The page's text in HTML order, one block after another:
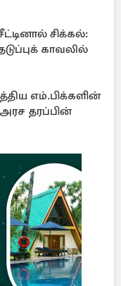
சிக்கல்:
காவலில்
எம்.பிக்களின்
தரப்பின்